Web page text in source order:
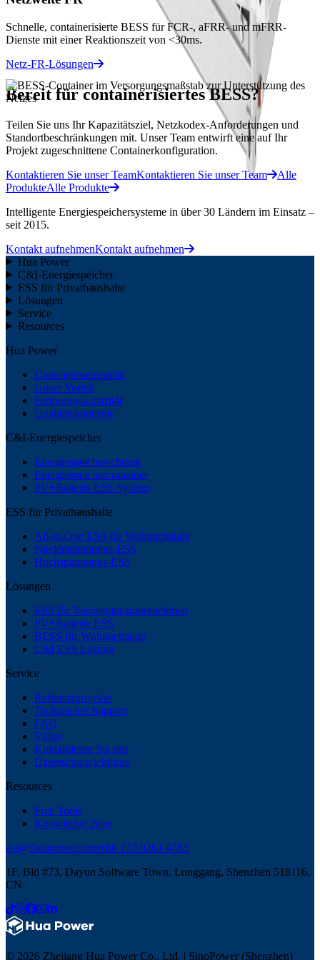
Schnelle, containerisierte BESS für FCR-, aFRR- und mFRR-
Dienste mit einer Reaktionszeit von <30ms.
Netz-FR-Lösungen
Bereit für containerisiertes BESS?
Teilen Sie uns Ihr Kapazitätsziel, Netzkodex-Anforderungen und
Standortbeschränkungen mit. Unser Team entwirft eine auf Ihr
Projekt zugeschnittene Containerkonfiguration.
Kontaktieren Sie unser TeamKontaktieren Sie unser Team
Alle
ProdukteAlle Produkte
Intelligente Energiespeichersysteme in über 30 Ländern im Einsatz –
seit 2015.
Kontakt aufnehmenKontakt aufnehmen
Hua Power
C&I-Energiespeicher
ESS für Privathaushalte
Lösungen
Service
Resources
Hua Power
Unternehmensprofil
Unser Vorteil
Fertigungskapazität
Qualitätskontrolle
C&I-Energiespeicher
Energiespeicherschrank
Energiespeichercontainer
PV+Batterie ESS System
ESS für Privathaushalte
All-in-One ESS für Wohngebäude
Niederspannungs-ESS
Hochspannungs-ESS
Lösungen
ESS für Versorgungsunternehmen
PV+Batterie ESS
BESS für Wohngebäude
C&I ESS Lösung
Service
Referenzprojekte
Technischer Support
FAQ
Video
Kontaktieren Sie uns
Datenschutzrichtlinie
Resources
Free Tools
Knowledge Base
ess@ihuapower.com+86 173 0261 4783
1F, Bld #73, Dayun Software Town, Longgang, Shenzhen 518116,
CN
© 2026 Zhejiang Hua Power Co., Ltd. | SinoPower (Shenzhen)